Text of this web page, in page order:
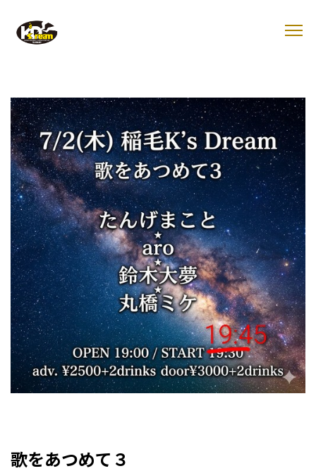
歌をあつめて３